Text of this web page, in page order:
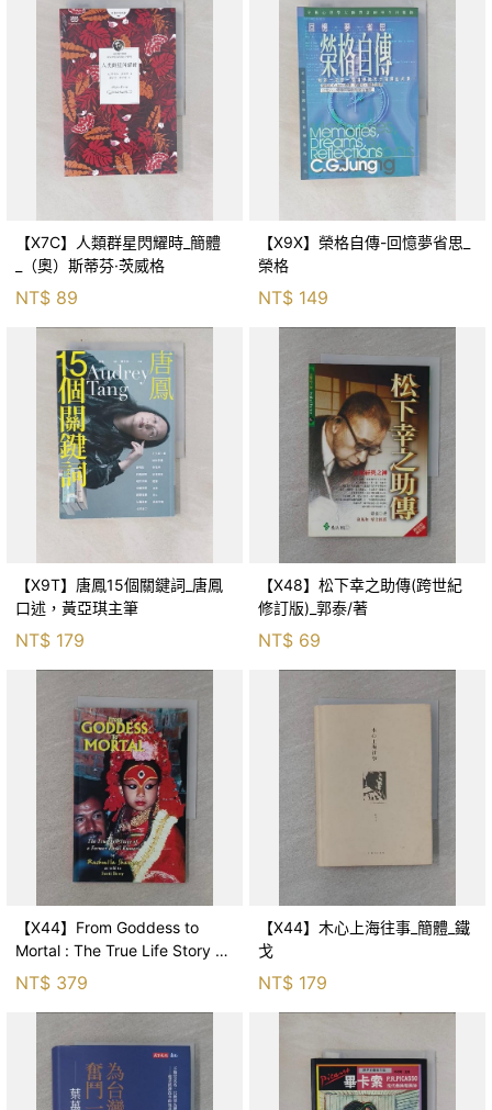
【X7C】人類群星閃耀時_簡體
_（奧）斯蒂芬·茨威格
NT$ 89
【X9X】榮格自傳-回憶夢省思_
榮格
NT$ 149
【X9T】唐鳳15個關鍵詞_唐鳳
口述，黃亞琪主筆
NT$ 179
【X48】松下幸之助傳(跨世紀
修訂版)_郭泰/著
NT$ 69
【X44】From Goddess to
Mortal : The True Life Story of
Kumari_Shakya, R
NT$ 379
【X44】木心上海往事_簡體_鐵
戈
NT$ 179